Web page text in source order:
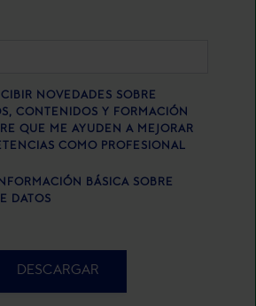
NOVEDADES SOBRE
CONTENIDOS Y FORMACIÓN
QUE ME AYUDEN A MEJORAR
COMO PROFESIONAL
BÁSICA SOBRE
DATOS
DESCARGAR